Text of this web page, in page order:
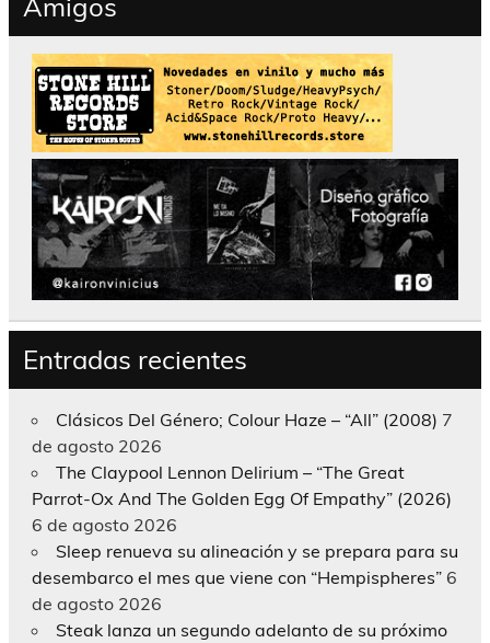
Amigos
Entradas recientes
Clásicos Del Género; Colour Haze – “All” (2008) 7
de agosto 2026
The Claypool Lennon Delirium – “The Great
Parrot-Ox And The Golden Egg Of Empathy” (2026)
6 de agosto 2026
Sleep renueva su alineación y se prepara para su
desembarco el mes que viene con “Hempispheres” 6
de agosto 2026
Steak lanza un segundo adelanto de su próximo